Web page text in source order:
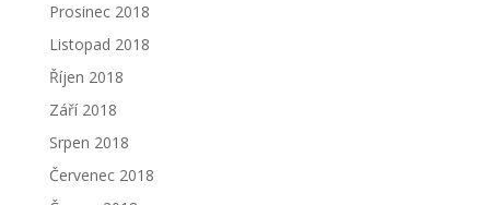
Prosinec 2018
Listopad 2018
Říjen 2018
Září 2018
Srpen 2018
Červenec 2018